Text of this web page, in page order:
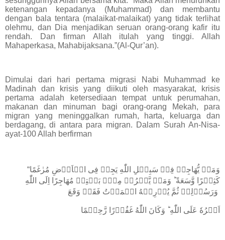
ketenangan kepadanya (Muhammad) dan membantu
dengan bala tentara (malaikat-malaikat) yang tidak terlihat
olehmu, dan Dia menjadikan seruan orang-orang kafir itu
rendah. Dan firman Allah itulah yang tinggi. Allah
Mahaperkasa, Mahabijaksana.”(Al-Qur’an).
Dimulai dari hari pertama migrasi Nabi Muhammad ke
Madinah dan krisis yang diikuti oleh masyarakat, krisis
pertama adalah ketersediaan tempat untuk perumahan,
makanan dan minuman bagi orang-orang Mekah, para
migran yang meninggalkan rumah, harta, keluarga dan
berdagang, di antara para migran. Dalam Surah An-Nisa-
ayat-100 Allah berfirman
“وَمَنۡ يُّهَاجِرۡ فِىۡ سَبِيۡلِ اللّٰهِ يَجِدۡ فِى الۡاَرۡضِ مُرٰغَمًا
كَثِيۡرًا وَّسَعَةً ؕ وَمَنۡ يَّخۡرُجۡ مِنۡۢ بَيۡتِهٖ مُهَاجِرًا اِلَى اللّٰهِ
اَجۡرُهٗ عَلَى اللّٰهِ ؕ وَكَانَ اللّٰهُ غَفُوۡرًا رَّحِيۡمًا